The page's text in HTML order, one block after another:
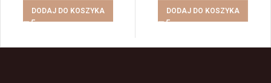
DODAJ DO KOSZYKA DODAJ DO KOSZYKA